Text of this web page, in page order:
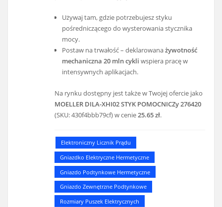
Używaj tam, gdzie potrzebujesz styku
pośredniczącego do wysterowania stycznika
mocy.
Postaw na trwałość – deklarowanażywotność
mechaniczna 20 mln cykli wspiera pracę w
intensywnych aplikacjach.
Na rynku dostępny jest także w Twojej ofercie jako
MOELLER DILA-XHI02 STYK POMOCNICZy 276420
(SKU: 430f4bbb79cf) w cenie 25.65 zł.
Elektroniczny Licznik Prądu
Gniazdko Elektryczne Hermetyczne
Gniazdo Podtynkowe Hermetyczne
Gniazdo Zewnętrzne Podtynkowe
Rozmiary Puszek Elektrycznych